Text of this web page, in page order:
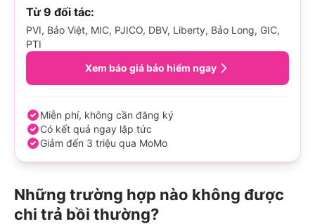
Từ 9 đối tác:
PVI, Bảo Việt, MIC, PJICO, DBV, Liberty, Bảo Long, GIC,
PTI
Xem báo giá bảo hiểm ngay
Miễn phí, không cần đăng ký
Có kết quả ngay lập tức
Giảm đến 3 triệu qua MoMo
Những trường hợp nào không được
chi trả bồi thường?